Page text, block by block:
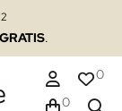
.
0
0